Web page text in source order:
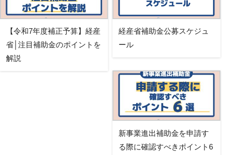
【令和7年度補正予算】経産
省│注目補助金のポイントを
解説
経産省補助金公募スケジュ
ール
新事業進出補助金を申請す
る際に確認すべきポイント6